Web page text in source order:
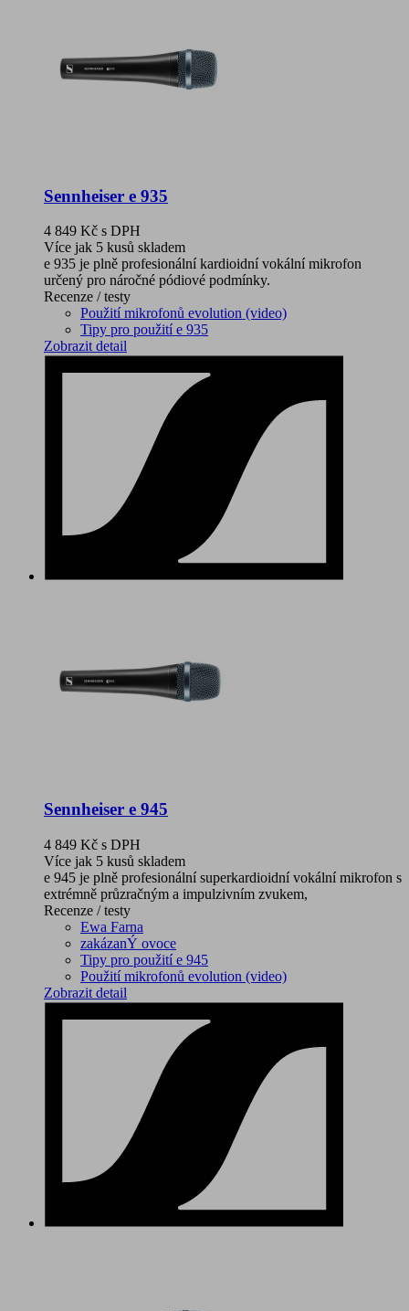
Sennheiser e 935
4 849 Kč s DPH
Více jak 5 kusů skladem
e 935 je plně profesionální kardioidní vokální mikrofon
určený pro náročné pódiové podmínky.
Recenze / testy
Použití mikrofonů evolution (video)
Tipy pro použití e 935
Zobrazit detail
Sennheiser e 945
4 849 Kč s DPH
Více jak 5 kusů skladem
e 945 je plně profesionální superkardioidní vokální mikrofon s
extrémně průzračným a impulzivním zvukem,
Recenze / testy
Ewa Farna
zakázanÝ ovoce
Tipy pro použití e 945
Použití mikrofonů evolution (video)
Zobrazit detail